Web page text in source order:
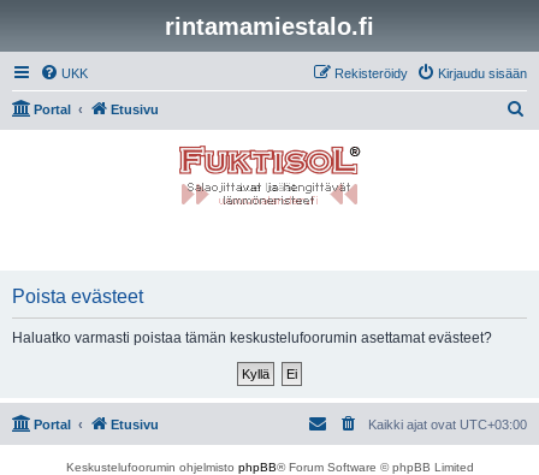
rintamamiestalo.fi
UKK Kirjaudu sisään
Rekisteröidy
Portal Etusivu
Poista evästeet
Haluatko varmasti poistaa tämän keskustelufoorumin asettamat evästeet?
Portal Etusivu Kaikki ajat ovat UTC+03:00
Keskustelufoorumin ohjelmisto phpBB® Forum Software © phpBB Limited